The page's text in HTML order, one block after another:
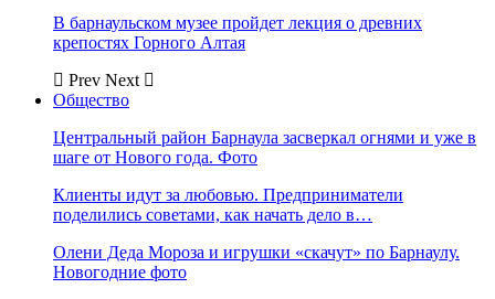
В барнаульском музее пройдет лекция о древних
крепостях Горного Алтая
Prev Next
Общество
Центральный район Барнаула засверкал огнями и уже в
шаге от Нового года. Фото
Клиенты идут за любовью. Предприниматели
поделились советами, как начать дело в…
Олени Деда Мороза и игрушки «скачут» по Барнаулу.
Новогодние фото